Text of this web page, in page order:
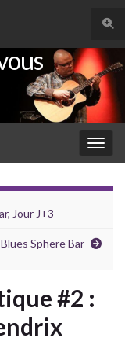
Jour J+3
Sphere Bar
#2 :